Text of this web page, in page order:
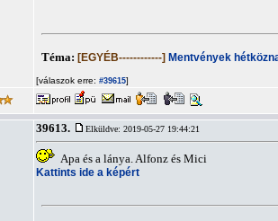
Téma: [EGYÉB------------] Mentvények
[válaszok erre: #39615]
39613. Elküldve: 2019-05-27 19:44:21
Apa és a lánya. Alfonz és Mici
Kattints ide a képért